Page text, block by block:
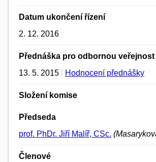
Datum ukončení řízení
2. 12. 2016
Přednáška pro odbornou veřejnost
13. 5. 2015
Hodnocení přednášky
Složení komise
Předseda
prof. PhDr. Jiří Malíř, CSc.
Členové